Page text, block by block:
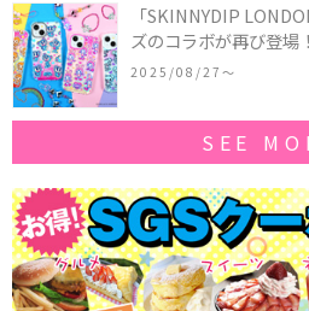
「SKINNYDIP
ズのコラボが再び登場
作コレクションを発売♪
2025/08/27〜
SEE